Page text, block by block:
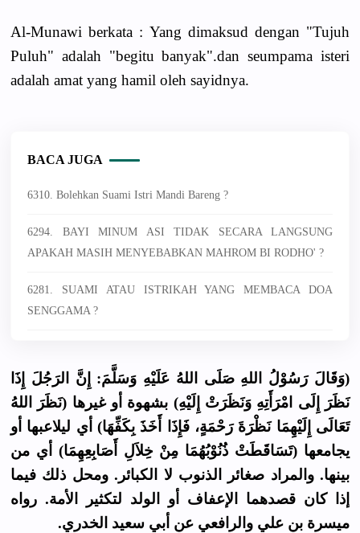
Al-Munawi berkata : Yang dimaksud dengan "Tujuh
Puluh" adalah "begitu banyak".dan seumpama isteri
adalah amat yang hamil oleh sayidnya.
BACA JUGA
6310. Bolehkan Suami Istri Mandi Bareng ?
6294. BAYI MINUM ASI TIDAK SECARA LANGSUNG
APAKAH MASIH MENYEBABKAN MAHROM BI RODHO' ?
6281. SUAMI ATAU ISTRIKAH YANG MEMBACA DOA
SENGGAMA ?
(وَقَالَ رَسُوْلُ اللهِ صَلَى اللهُ عَلَيْهِ وَسَلَّمَ: إِنَّ الرَجُلَ إِذَا
نَظَرَ إِلَى امْرَأَتِهِ وَنَظَرَتْ إِلَيْهِ) بشهوة أو غيرها (نَظَرَ اللهُ
تَعَالَى إِلَيْهِمَا نَظْرَةَ رَحْمَةٍ، فَإِذَا أَخَذَ بِكَفِّهَا) أي ليلاعبها أو
يجامعها (تَسَاقَطَتْ ذُنُوْبُهُمَا مِنْ خِلاَلِ أَصَابِعِهِمَا) أي من
بينها. والمراد صغائر الذنوب لا الكبائر. ومحل ذلك فيما
إذا كان قصدهما الإعفاف أو الولد لتكثير الأمة. رواه
ميسرة بن علي والرافعي عن أبي سعيد الخدري.